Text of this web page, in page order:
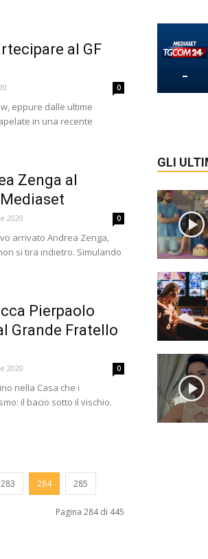
al GF
0
eppure dalle ultime
in una recente
Zenga al
2020 0
arrivato Andrea Zenga,
si tira indietro. Simulando
Pierpaolo
Grande Fratello
2020 0
nella Casa che i
il bacio sotto il vischio.
283 284 285
Pagina 284 di 445
-
GLI